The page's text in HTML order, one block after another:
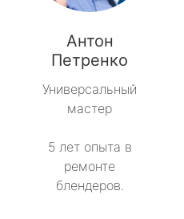
Антон
Петренко
Универсальный
мастер
5 лет опыта в
ремонте
блендеров.